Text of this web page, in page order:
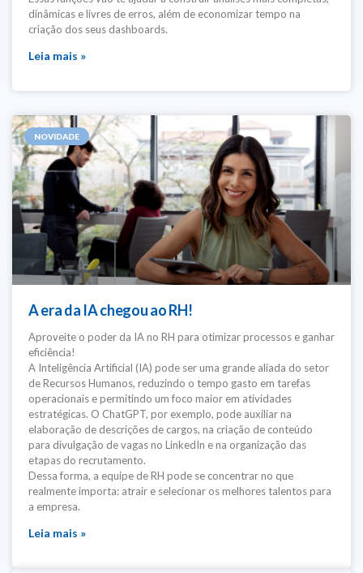
dinâmicas e livres de erros, além de economizar tempo na
criação dos seus dashboards.
Leia mais »
NOVIDADE
A era da IA chegou ao RH!
Aproveite o poder da IA no RH para otimizar processos e ganhar
eficiência!
A Inteligência Artificial (IA) pode ser uma grande aliada do setor
de Recursos Humanos, reduzindo o tempo gasto em tarefas
operacionais e permitindo um foco maior em atividades
estratégicas. O ChatGPT, por exemplo, pode auxiliar na
elaboração de descrições de cargos, na criação de conteúdo
para divulgação de vagas no LinkedIn e na organização das
etapas do recrutamento.
Dessa forma, a equipe de RH pode se concentrar no que
realmente importa: atrair e selecionar os melhores talentos para
a empresa.
Leia mais »